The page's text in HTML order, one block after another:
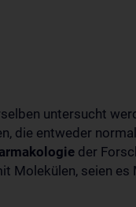
untersucht
die entweder
der
Molekülen, seien